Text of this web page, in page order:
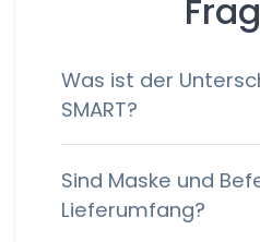
Was ist der
SMART?
Sind Maske und
Lieferumfang?